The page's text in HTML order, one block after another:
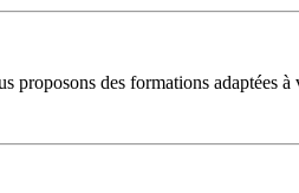
des formations adaptées à